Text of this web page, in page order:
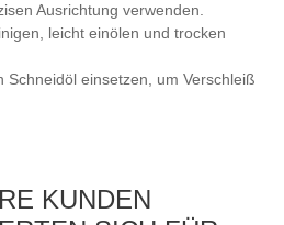
Ausrichtung verwenden.
leicht einölen und trocken
Schneidöl einsetzen, um Verschleiß
KUNDEN